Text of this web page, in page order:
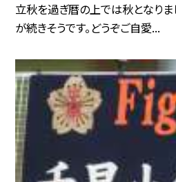
立秋を過ぎ暦の上では秋となりま
が続きそうです。どうぞご自愛...